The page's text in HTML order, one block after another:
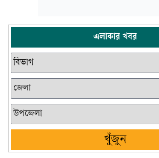
এলাকার খবর
খুঁজুন